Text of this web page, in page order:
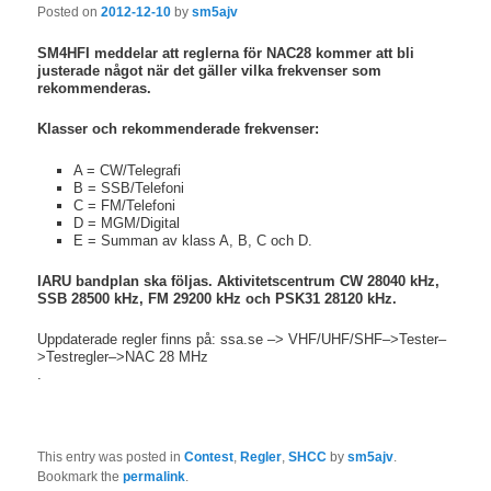
Posted on2012-12-10 bysm5ajv
SM4HFI meddelar att reglerna för NAC28 kommer att bli
justerade något när det gäller vilka frekvenser som
rekommenderas.
Klasser och rekommenderade frekvenser:
A = CW/Telegrafi
B = SSB/Telefoni
C = FM/Telefoni
D = MGM/Digital
E = Summan av klass A, B, C och D.
IARU bandplan ska följas. Aktivitetscentrum CW 28040 kHz,
SSB 28500 kHz, FM 29200 kHz och PSK31 28120 kHz.
Uppdaterade regler finns på: ssa.se –> VHF/UHF/SHF–>Tester–
>Testregler–>NAC 28 MHz
This entry was posted inContest, Regler,SHCC bysm5ajv.
Bookmark thepermalink.